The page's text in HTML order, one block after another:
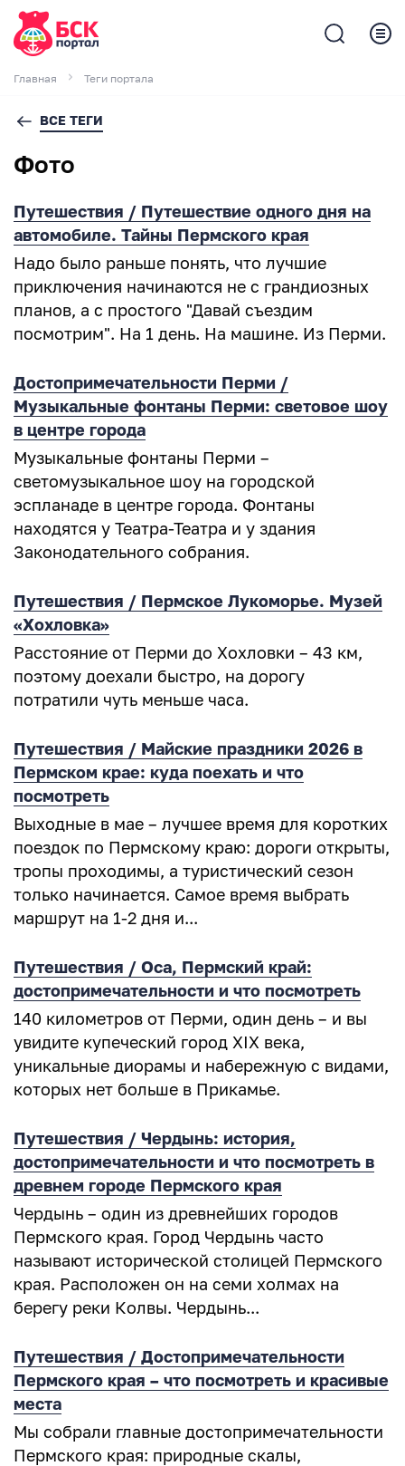
Главная Теги портала
ВСЕ ТЕГИ
Фото
Путешествия / Путешествие одного дня на
автомобиле. Тайны Пермского края
Надо было раньше понять, что лучшие
приключения начинаются не с грандиозных
планов, а с простого "Давай съездим
посмотрим". На 1 день. На машине. Из Перми.
Достопримечательности Перми /
Музыкальные фонтаны Перми: световое шоу
в центре города
Музыкальные фонтаны Перми –
светомузыкальное шоу на городской
эспланаде в центре города. Фонтаны
находятся у Театра-Театра и у здания
Законодательного собрания.
Путешествия / Пермское Лукоморье. Музей
«Хохловка»
Расстояние от Перми до Хохловки – 43 км,
поэтому доехали быстро, на дорогу
потратили чуть меньше часа.
Путешествия / Майские праздники 2026 в
Пермском крае: куда поехать и что
посмотреть
Выходные в мае – лучшее время для коротких
поездок по Пермскому краю: дороги открыты,
тропы проходимы, а туристический сезон
только начинается. Самое время выбрать
маршрут на 1-2 дня и...
Путешествия / Оса, Пермский край:
достопримечательности и что посмотреть
140 километров от Перми, один день – и вы
увидите купеческий город XIX века,
уникальные диорамы и набережную с видами,
которых нет больше в Прикамье.
Путешествия / Чердынь: история,
достопримечательности и что посмотреть в
древнем городе Пермского края
Чердынь – один из древнейших городов
Пермского края. Город Чердынь часто
называют исторической столицей Пермского
края. Расположен он на семи холмах на
берегу реки Колвы. Чердынь...
Путешествия / Достопримечательности
Пермского края – что посмотреть и красивые
места
Мы собрали главные достопримечательности
Пермского края: природные скалы,